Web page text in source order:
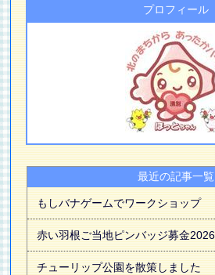
プロフィール
最近の記事一覧
もしバナゲームでワークショップ
赤い羽根ご当地ピンバッジ募金
チューリップ公園を散策しました